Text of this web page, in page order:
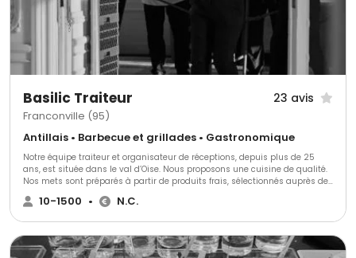
Basilic Traiteur 23 avis
Franconville (95)
Antillais • Barbecue et grillades • Gastronomique
Notre équipe traiteur et organisateur de réceptions, depuis plus de 25
ans, est située dans le val d’Oise. Nous proposons une cuisine de qualité.
Nos mets sont préparés à partir de produits frais, sélectionnés auprès de
nos fournisseurs. Notre pâtissier est Meilleur Ouvrier de France. Nos
accords mets et vins ont été établis par un meilleur sommelier de France
10-1500 • N.C.